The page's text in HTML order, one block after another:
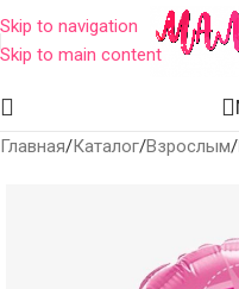
Skip to navigation
Skip to main content
Главная Каталог Взрослым